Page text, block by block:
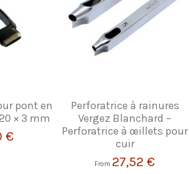
pont en
× 3 mm
€
Perforatrice à rainures
Vergez Blanchard –
Perforatrice à œillets pour
cuir
From 27,52 €